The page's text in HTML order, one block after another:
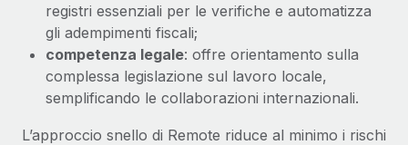
registri essenziali per le verifiche e automatizza
gli adempimenti fiscali;
competenza legale: offre orientamento sulla
complessa legislazione sul lavoro locale,
semplificando le collaborazioni internazionali.
L’approccio snello di Remote riduce al minimo i rischi